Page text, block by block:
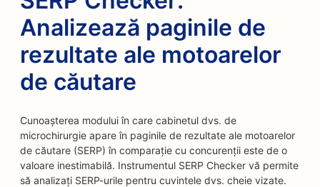
Analizează paginile de
rezultate ale motoarelor
de căutare
Cunoașterea modului în care cabinetul dvs. de
microchirurgie apare în paginile de rezultate ale motoarelor
de căutare (SERP) în comparație cu concurenții este de o
valoare inestimabilă. Instrumentul SERP Checker vă permite
să analizați SERP-urile pentru cuvintele dvs. cheie vizate.